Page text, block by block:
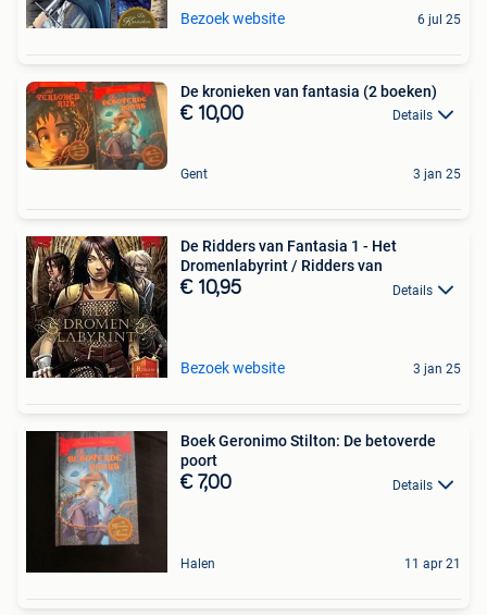
Bezoek website 6 jul 25
De kronieken van fantasia (2 boeken)
€ 10,00 Details
Gent 3 jan 25
De Ridders van Fantasia 1 - Het
Dromenlabyrint / Ridders van
€ 10,95 Details
Bezoek website 3 jan 25
Boek Geronimo Stilton: De betoverde
poort
€ 7,00 Details
Halen 11 apr 21